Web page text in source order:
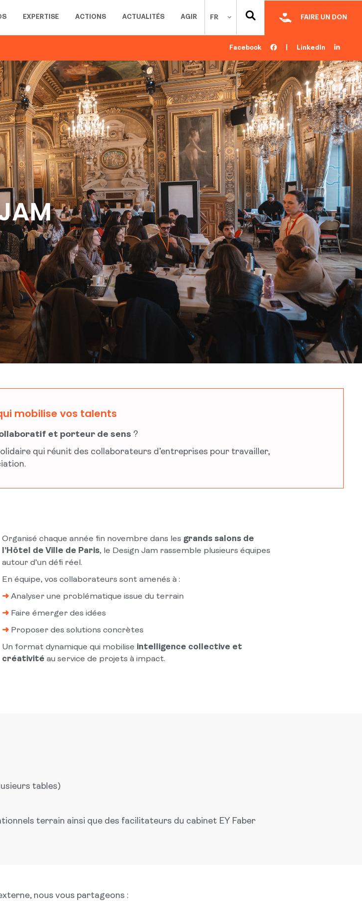
FR FAIRE UN DON
EXPERTISE ACTIONS ACTUALITÉS AGIR
Facebook LinkedIn
mobilise vos talents
et porteur de sens ?
qui réunit des collaborateurs d’entreprises pour travailler,
Organisé chaque année fin novembre dans les grands salons de
l’Hôtel de Ville de Paris, le Design Jam rassemble plusieurs équipes
autour d’un défi réel.
En équipe, vos collaborateurs sont amenés à :
➜ Analyser une problématique issue du terrain
➜ Faire émerger des idées
➜ Proposer des solutions concrètes
Un format dynamique qui mobilise intelligence collective et
créativité au service de projets à impact.
tables)
terrain ainsi que des facilitateurs du cabinet EY Faber
nous vous partageons :